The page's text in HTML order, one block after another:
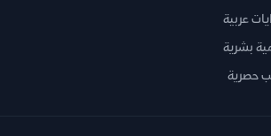
عربية
بشرية
حصرية